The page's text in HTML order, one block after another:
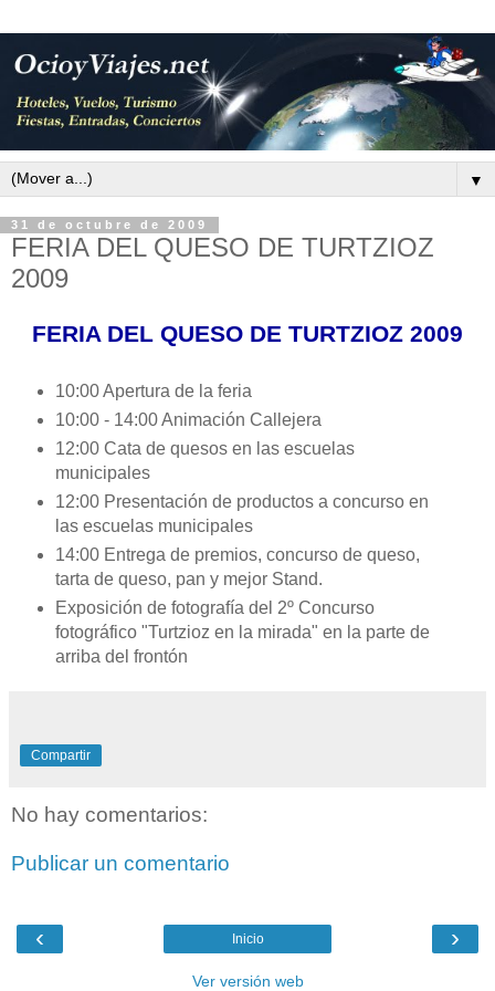
▼
31 de octubre de 2009
FERIA DEL QUESO DE TURTZIOZ
2009
FERIA DEL QUESO DE TURTZIOZ 2009
10:00 Apertura de la feria
10:00 - 14:00 Animación Callejera
12:00 Cata de quesos en las escuelas
municipales
12:00 Presentación de productos a concurso en
las escuelas municipales
14:00 Entrega de premios, concurso de queso,
tarta de queso, pan y mejor Stand.
Exposición de fotografía del 2º Concurso
fotográfico "Turtzioz en la mirada" en la parte de
arriba del frontón
Compartir
No hay comentarios:
Publicar un comentario
‹ ›
Inicio
Ver versión web